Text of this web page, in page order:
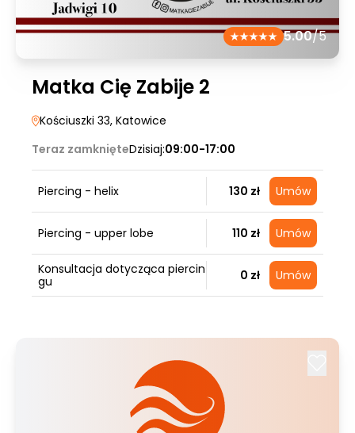
5.00/5
Matka Cię Zabije 2
Kościuszki 33, Katowice
Teraz zamknięteDzisiaj:09:00-17:00
Piercing - helix 130 zł Umów
Piercing - upper lobe 110 zł Umów
Konsultacja dotycząca piercin
gu
0 zł Umów